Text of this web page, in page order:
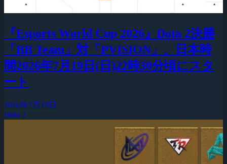
『Esports World Cup 2026』Dota 2決勝
「BB Team」対「PVISION」、日本時
間2026年7月19日(日)22時30分頃にスタ
ート
2026年7月19日
Dota 2